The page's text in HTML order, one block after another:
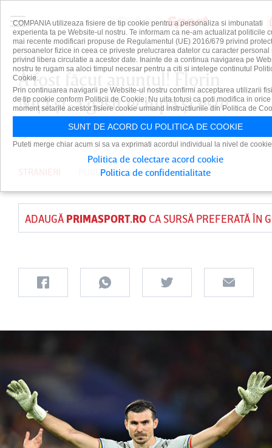
A fost făcut anunţul! Florin
Niţă şi-a găsit echipă şi este
gata să semneze
PUBLICAT PE 11 IUL 2024
ADAUGĂ PRIMASPORT.ROCA SURSĂ PREFERATĂ ÎN
COMPANIA utilizeaza fisiere de tip cookie pentru a personaliza si imbunatati
experienta ta pe Website-ul nostru. Te informam ca ne-am actualizat politicile
mai recente modificari propuse de Regulamentul (UE) 2016/679 privind
persoanelor fizice in ceea ce priveste prelucrarea datelor cu caracter personal
privind libera circulatie a acestor date. Inainte de a continua navigarea pe
nostru te rugam sa aloci timpul necesar pentru a citi si intelege continutul
Cookie.
Prin continuarea navigarii pe Website-ul nostru confirmi acceptarea utilizarii
de tip cookie conform Politicii de Cookie. Nu uita totusi ca poti modifica in orice
moment setarile acestor fisiere cookie urmand instructiunile din Politica de
SUNT DE ACORD CU POLITICA DE COOKIE
Puteti merge chiar acum si sa va exprimati acordul individual la nivel de
Politica de colectare acord cookie
Politica de confidentialitate